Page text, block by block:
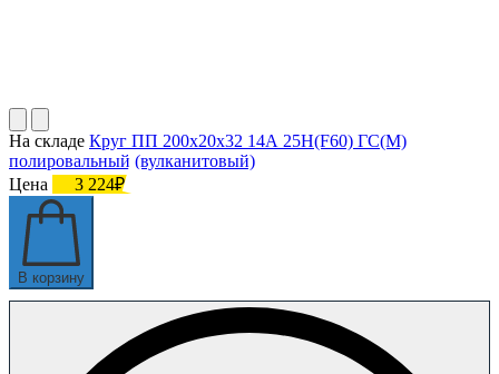
На складе Круг ПП 200х20х32 14А 25Н(F60) ГС(M)
полировальный (вулканитовый)
Цена
3 224₽
В корзину